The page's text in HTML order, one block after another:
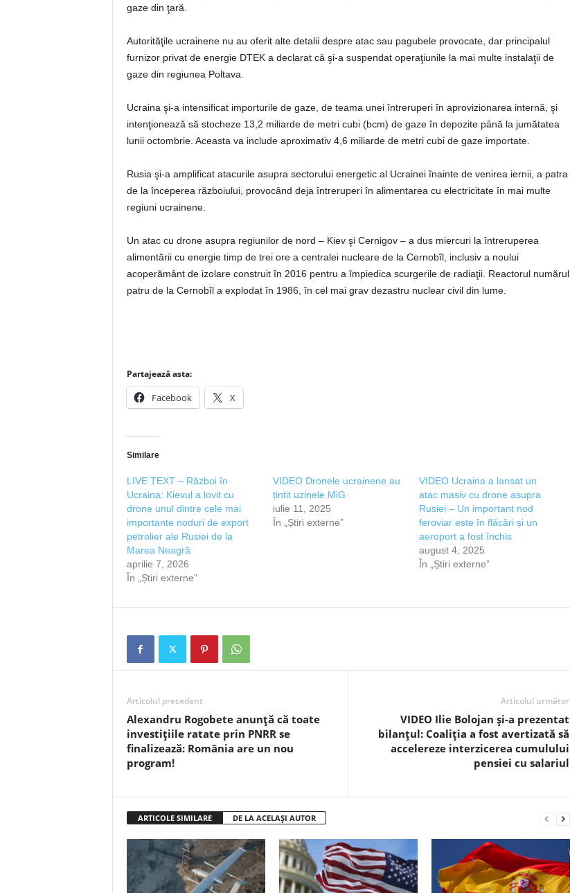
gaze din ţară.
Autorităţile ucrainene nu au oferit alte detalii despre atac sau pagubele provocate, dar principalul
furnizor privat de energie DTEK a declarat că şi-a suspendat operaţiunile la mai multe instalaţii de
gaze din regiunea Poltava.
Ucraina şi-a intensificat importurile de gaze, de teama unei întreruperi în aprovizionarea internă, şi
intenţionează să stocheze 13,2 miliarde de metri cubi (bcm) de gaze în depozite până la jumătatea
lunii octombrie. Aceasta va include aproximativ 4,6 miliarde de metri cubi de gaze importate.
Rusia şi-a amplificat atacurile asupra sectorului energetic al Ucrainei înainte de venirea iernii, a patra
de la începerea războiului, provocând deja întreruperi în alimentarea cu electricitate în mai multe
regiuni ucrainene.
Un atac cu drone asupra regiunilor de nord – Kiev şi Cernigov – a dus miercuri la întreruperea
alimentării cu energie timp de trei ore a centralei nucleare de la Cernobîl, inclusiv a noului
acoperământ de izolare construit în 2016 pentru a împiedica scurgerile de radiaţii. Reactorul numărul
patru de la Cernobîl a explodat în 1986, în cel mai grav dezastru nuclear civil din lume.
Partajează asta:
Facebook X
Similare
LIVE TEXT – Război în
Ucraina: Kievul a lovit cu
drone unul dintre cele mai
importante noduri de export
petrolier ale Rusiei de la
Marea Neagră
aprilie 7, 2026
În „Știri externe”
VIDEO Dronele ucrainene au
țintit uzinele MiG
iulie 11, 2025
În „Știri externe”
VIDEO Ucraina a lansat un
atac masiv cu drone asupra
Rusiei – Un important nod
feroviar este în flăcări și un
aeroport a fost închis
august 4, 2025
În „Știri externe”
Articolul precedent
Alexandru Rogobete anunță că toate
investițiile ratate prin PNRR se
finalizează: România are un nou
program!
Articolul următor
VIDEO Ilie Bolojan și-a prezentat
bilanțul: Coaliția a fost avertizată să
accelereze interzicerea cumulului
pensiei cu salariul
ARTICOLE SIMILARE DE LA ACELAȘI AUTOR